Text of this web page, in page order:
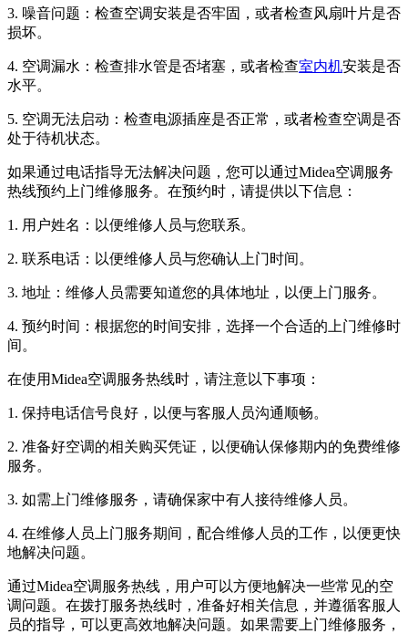
3. 噪音问题：检查空调安装是否牢固，或者检查风扇叶片是否
损坏。
4. 空调漏水：检查排水管是否堵塞，或者检查室内机安装是否
水平。
5. 空调无法启动：检查电源插座是否正常，或者检查空调是否
处于待机状态。
如果通过电话指导无法解决问题，您可以通过Midea空调服务
热线预约上门维修服务。在预约时，请提供以下信息：
1. 用户姓名：以便维修人员与您联系。
2. 联系电话：以便维修人员与您确认上门时间。
3. 地址：维修人员需要知道您的具体地址，以便上门服务。
4. 预约时间：根据您的时间安排，选择一个合适的上门维修时
间。
在使用Midea空调服务热线时，请注意以下事项：
1. 保持电话信号良好，以便与客服人员沟通顺畅。
2. 准备好空调的相关购买凭证，以便确认保修期内的免费维修
服务。
3. 如需上门维修服务，请确保家中有人接待维修人员。
4. 在维修人员上门服务期间，配合维修人员的工作，以便更快
地解决问题。
通过Midea空调服务热线，用户可以方便地解决一些常见的空
调问题。在拨打服务热线时，准备好相关信息，并遵循客服人
员的指导，可以更高效地解决问题。如果需要上门维修服务，